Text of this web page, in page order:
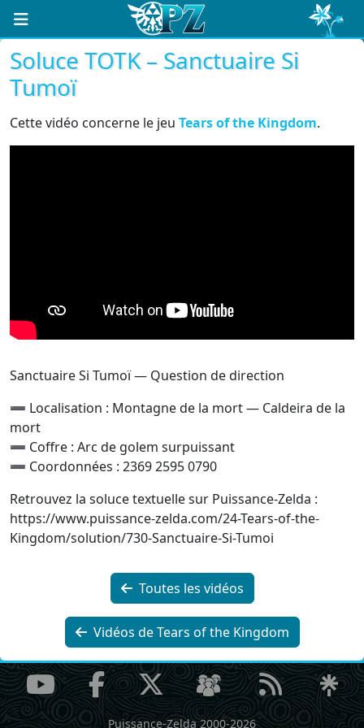
Soluce TOTK – Sanctuaire Si
Tumoï
Cette vidéo concerne le jeu Tears of the Kingdom.
Sanctuaire Si Tumoï — Question de direction
➖ Localisation : Montagne de la mort — Caldeira de la
mort
➖ Coffre : Arc de golem surpuissant
➖ Coordonnées : 2369 2595 0790
Retrouvez la soluce textuelle sur Puissance‐Zelda :
https://www.puissance-zelda.com/24-Tears-of-the-
Kingdom/solution/730-Sanctuaire-Si-Tumoi
Toutes les vidéos
Vidéos de Tears of the Kingdom
Puissance-Zelda 2000-2026